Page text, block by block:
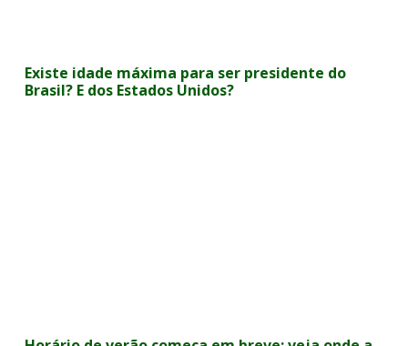
Existe idade máxima para ser presidente do
Brasil? E dos Estados Unidos?